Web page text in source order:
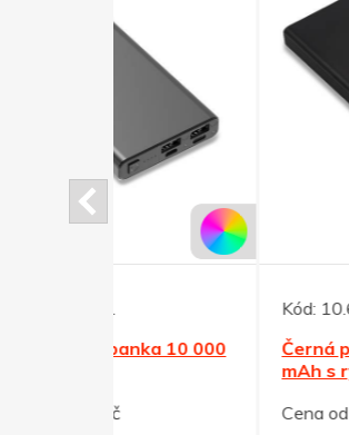
10.64384-02
Černá powerbanka 10
mAh s rychlonabíjením
Cena od 555,00 Kč